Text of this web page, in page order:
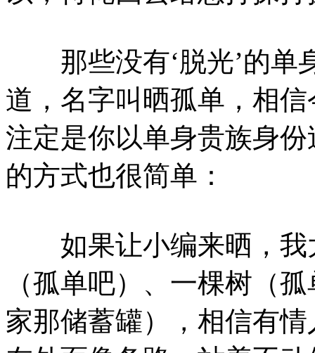
那些没有‘脱光’的单
道，名字叫晒孤单，相
注定是你以单身贵族身
的方式也很简单：
如果让小编来晒，我
（孤单吧）、一棵树（
家那储蓄罐），相信有